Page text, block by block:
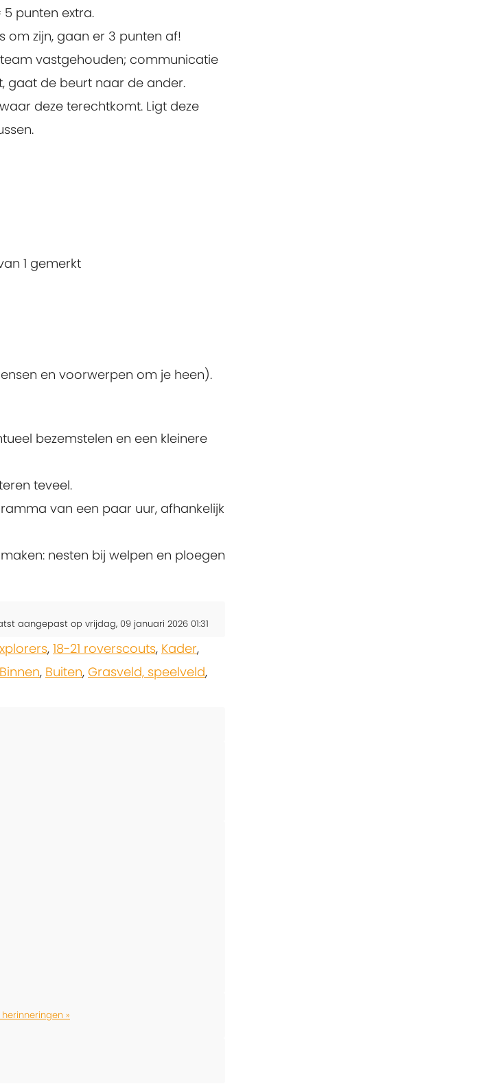
5 punten extra.
zijn, gaan er 3 punten af!
vastgehouden; communicatie
gaat de beurt naar de ander.
deze terechtkomt. Ligt deze
1 gemerkt
en voorwerpen om je heen).
bezemstelen en een kleinere
teveel.
van een paar uur, afhankelijk
nesten bij welpen en ploegen
aangepast op vrijdag, 09 januari 2026 01:31
, 18-21 roverscouts, Kader,
Binnen, Buiten, Grasveld, speelveld,
»